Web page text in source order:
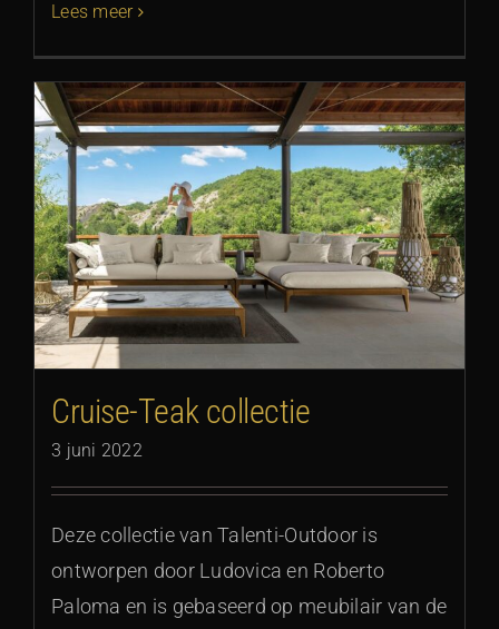
Lees meer
Cruise-Teak collectie
3 juni 2022
Deze collectie van Talenti-Outdoor is
ontworpen door Ludovica en Roberto
Paloma en is gebaseerd op meubilair van de